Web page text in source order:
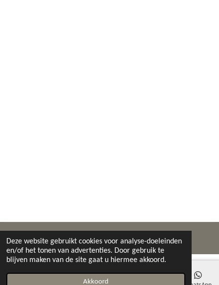
Deze website gebruikt cookies voor analyse-doeleinden
en/of het tonen van advertenties. Door gebruik te
blijven maken van de site gaat u hiermee akkoord.
Akkoord
© 2020 - 2026 Silbermann Clinics